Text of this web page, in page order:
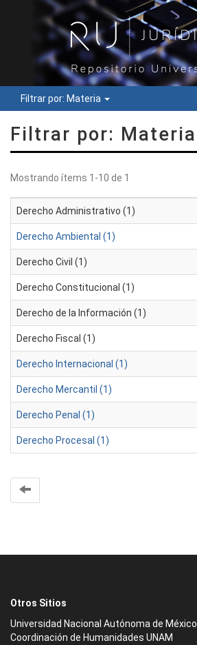
Filtrar por: Materia
Filtrar por: Materia
Mostrando ítems 1-10 de 1
Derecho Administrativo (1)
Derecho Ambiental (1)
Derecho Civil (1)
Derecho Constitucional (1)
Derecho de la Información (1)
Derecho Fiscal (1)
Derecho Internacional (1)
Derecho Mercantil (1)
Derecho Penal (1)
Derecho Procesal (1)
Otros Sitios
Universidad Nacional Autónoma de México
Coordinación de Humanidades UNAM